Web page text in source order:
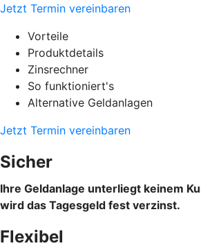
Jetzt Termin vereinbaren
Vorteile
Produktdetails
Zinsrechner
So funktioniert's
Alternative Geldanlagen
Jetzt Termin vereinbaren
Sicher
Ihre Geldanlage unterliegt keinem
wird das Tagesgeld fest verzinst.
Flexibel